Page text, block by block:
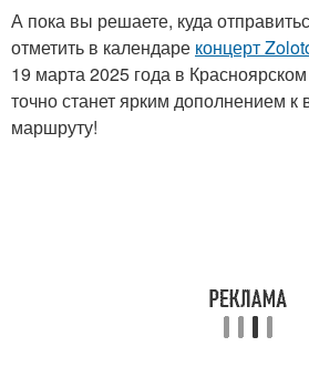
А пока вы решаете, куда
отметить в календаре концерт
19 марта 2025 года в
точно станет ярким дополнением к
маршруту!